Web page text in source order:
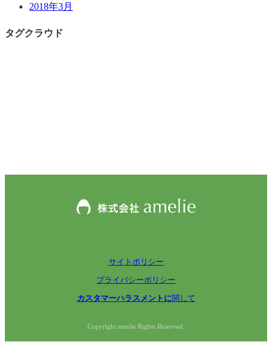
2018年3月
タグクラウド
サイトポリシー
プライバシーポリシー
カスタマーハラスメントに関して
Copyright amelie Rights Reserved.